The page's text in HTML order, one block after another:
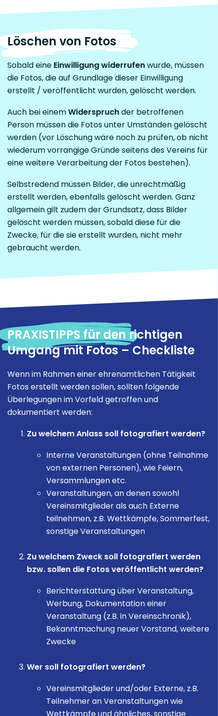
Löschen von Fotos
Sobald eine Einwilligungwiderrufenwurde, müssen
die Fotos, die auf Grundlage dieser Einwilligung
erstellt / veröffentlicht wurden, gelöscht werden.
Auch bei einemWiderspruchder betroffenen
Person müssen die Fotos unter Umständen gelöscht
werden (vor Löschung wäre noch zu prüfen, ob nicht
wiederum vorrangige Gründe seitens des Vereins für
eine weitere Verarbeitung der Fotos bestehen).
Selbstredend müssen Bilder, die unrechtmäßig
erstellt werden, ebenfalls gelöscht werden. Ganz
allgemein gilt zudem der Grundsatz, dass Bilder
gelöscht werden müssen, sobald diese für die
Zwecke, für die sie erstellt wurden, nicht mehr
gebraucht werden.
PRAXISTIPPS für den richtigen
Umgang mit Fotos – Checkliste
Wenn im Rahmen einer ehrenamtlichen Tätigkeit
Fotos erstellt werden sollen, sollten folgende
Überlegungen im Vorfeld getroffen und
dokumentiert werden:
Zu welchem Anlass soll fotografiert werden?
Interne Veranstaltungen (ohne Teilnahme
von externen Personen), wie Feiern,
Versammlungen etc.
Veranstaltungen, an denen sowohl
Vereinsmitglieder als auch Externe
teilnehmen, z.B. Wettkämpfe, Sommerfest,
sonstige Veranstaltungen
Zu welchem Zweck soll fotografiert werden
bzw. sollen die Fotos veröffentlicht werden?
Berichterstattung über Veranstaltung,
Werbung, Dokumentation einer
Veranstaltung (z.B. in Vereinschronik),
Bekanntmachung neuer Vorstand, weitere
Zwecke
Wer soll fotografiert werden?
Vereinsmitglieder und/oder Externe, z.B.
Teilnehmer an Veranstaltungen wie